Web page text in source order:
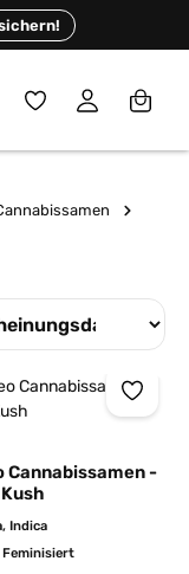
Du hast 0
Cannabissamen -
Indica